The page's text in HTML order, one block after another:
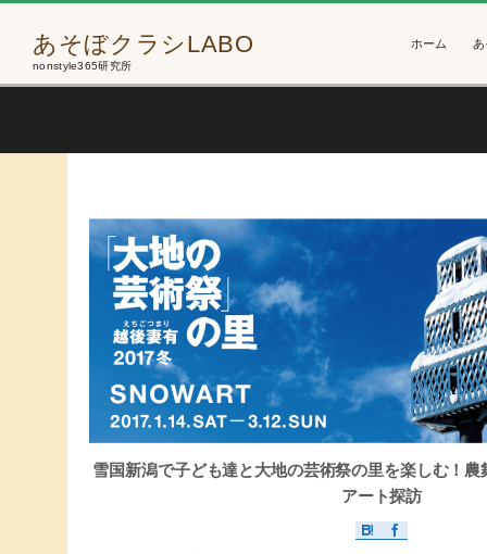
あそぼクラシLABO
nonstyle365研究所
ホーム
雪国新潟で子ども達と大地の芸術祭の里を楽しむ！
アート探訪